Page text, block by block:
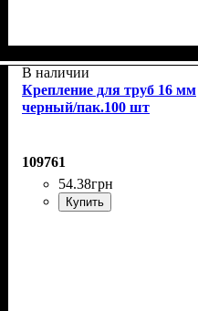
В наличии
Крепление для труб 16 мм
черный/пак.100 шт
109761
54.38грн
Купить